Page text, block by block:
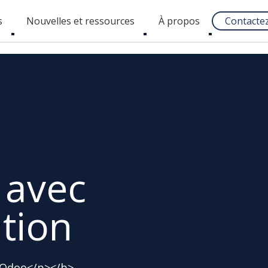
Toggle
submenu
Nouvelles et ressources
Toggle
submenu
À propos
Toggle
submenu